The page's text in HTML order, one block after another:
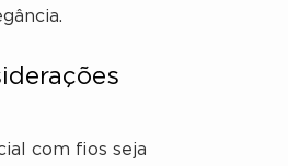
com fios seja